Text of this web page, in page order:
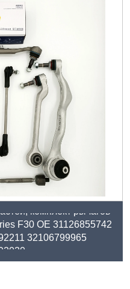
комплект рычагов
F30 OE 31126855742
32106799965